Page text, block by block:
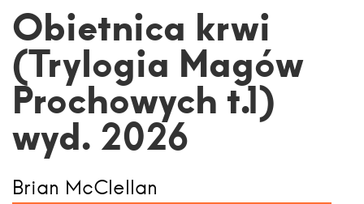
Obietnica krwi
(Trylogia Magów
Prochowych t.1)
wyd. 2026
Brian McClellan